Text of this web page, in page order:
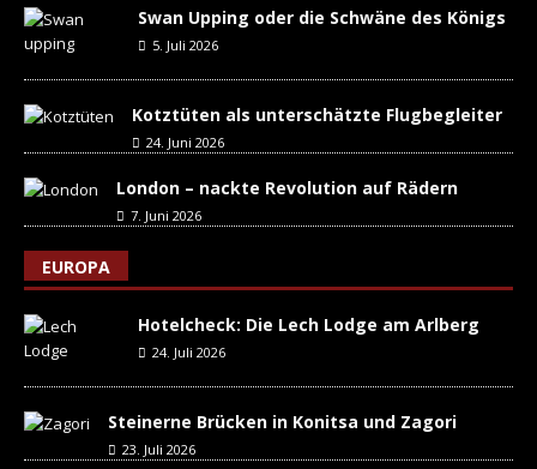
Swan Upping oder die Schwäne des Königs
5. Juli 2026
Kotztüten als unterschätzte Flugbegleiter
24. Juni 2026
London – nackte Revolution auf Rädern
7. Juni 2026
EUROPA
Hotelcheck: Die Lech Lodge am Arlberg
24. Juli 2026
Steinerne Brücken in Konitsa und Zagori
23. Juli 2026